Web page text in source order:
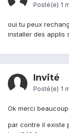
Posté(e) 1
oui tu peux
installer des applis
Invité
Posté(e) 1
Ok merci
par contre il existe